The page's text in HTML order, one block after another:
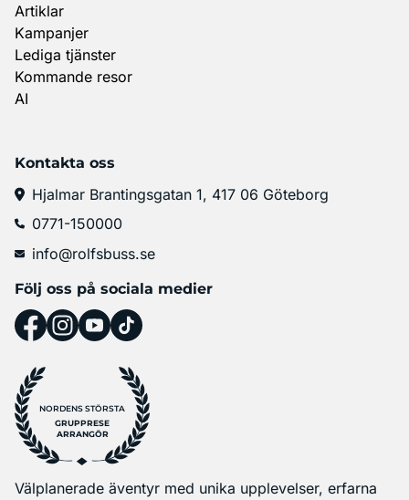
Artiklar
Kampanjer
Lediga tjänster
Kommande resor
AI
Kontakta oss
Hjalmar Brantingsgatan 1, 417 06 Göteborg
0771-150000
info@rolfsbuss.se
Följ oss på sociala medier
NORDENS STÖRSTA
GRUPPRESE
ARRANGÖR
Välplanerade äventyr med unika upplevelser, erfarna